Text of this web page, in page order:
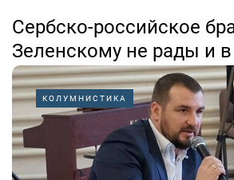
Сербско-российское
Зеленскому не рады и в
собственной стране
07.08.2026
В преддверии объявленного
Зеленского в Сербию,
КОЛУМНИСТИКА